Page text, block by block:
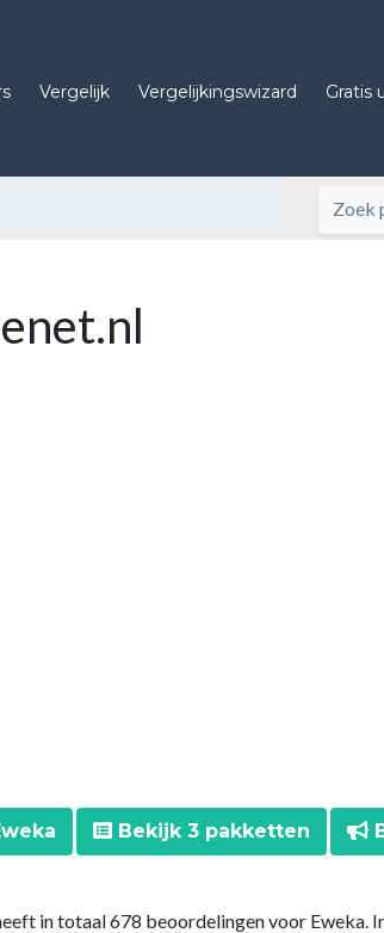
Vergelijk Vergelijkingswizard Gratis
Bekijk 3 pakketten
in totaal 678 beoordelingen voor Eweka.